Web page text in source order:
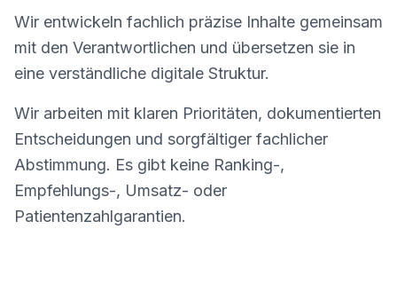
Wir entwickeln fachlich präzise Inhalte gemeinsam
mit den Verantwortlichen und übersetzen sie in
eine verständliche digitale Struktur.
Wir arbeiten mit klaren Prioritäten, dokumentierten
Entscheidungen und sorgfältiger fachlicher
Abstimmung. Es gibt keine Ranking-,
Empfehlungs-, Umsatz- oder
Patientenzahlgarantien.